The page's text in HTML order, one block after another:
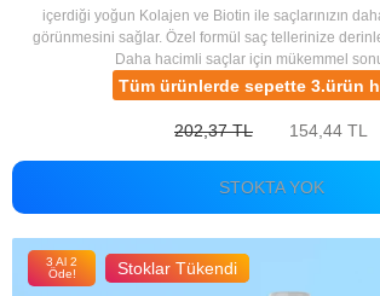
içerdiği yoğun Kolajen ve Biotin ile saçlarınızın
görünmesini sağlar. Özel formül saç tellerinize
Daha hacimli saçlar için mükemmel
Tüm ürünlerde sepette 3.ürün
202,37 TL 154,44 TL
STOKTA YOK
3 Al 2
Öde!
Stoklar Tükendi